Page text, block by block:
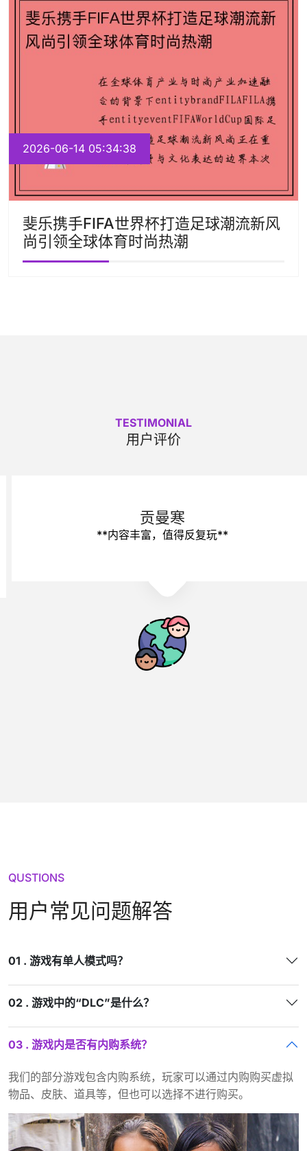
2026-06-14 05:34:38
斐乐携手FIFA世界杯打造足球潮流新风
尚引领全球体育时尚热潮
TESTIMONIAL
用户评价
贡曼寒
**内容丰富，值得反复玩**
QUSTIONS
用户常见问题解答
01 . 游戏有单人模式吗？
02 . 游戏中的“DLC”是什么？
03 . 游戏内是否有内购系统？
我们的部分游戏包含内购系统，玩家可以通过内购购买虚拟
物品、皮肤、道具等，但也可以选择不进行购买。